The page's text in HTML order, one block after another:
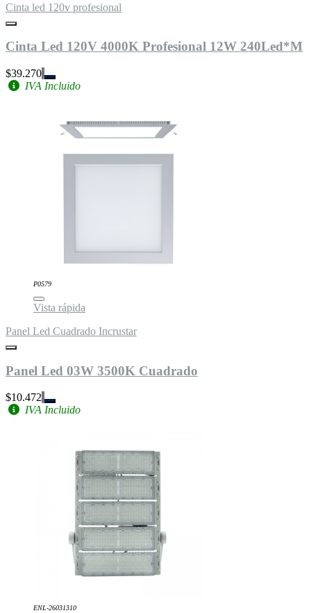
Cinta led 120v profesional
Cinta Led 120V 4000K Profesional 12W 240Led*M
$39.270
IVA Incluido
P0579
Vista rápida
Panel Led Cuadrado Incrustar
Panel Led 03W 3500K Cuadrado
$10.472
IVA Incluido
ENL-26031310